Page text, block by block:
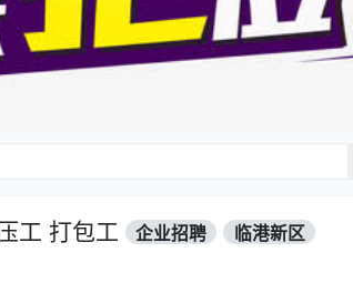
工 打包工 企业招聘
临港新区